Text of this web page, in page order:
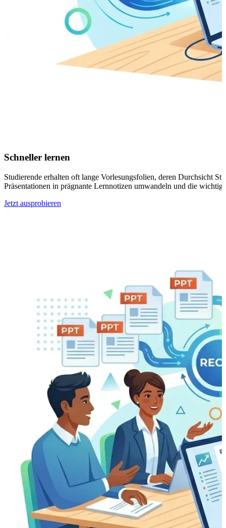
Schneller lernen
Studierende erhalten oft lange Vorlesungsfolien, deren Durchsicht
Präsentationen in prägnante Lernnotizen umwandeln und die
Jetzt ausprobieren